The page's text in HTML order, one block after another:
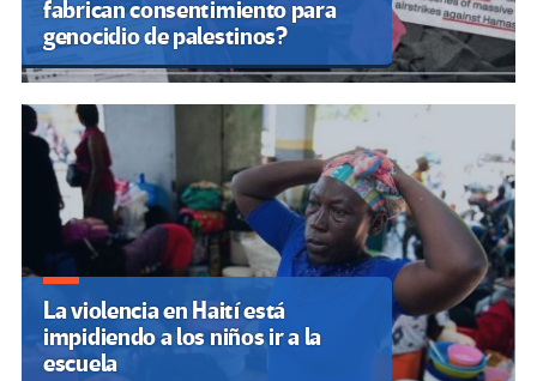
fabrican consentimiento para
genocidio de palestinos?
La violencia en Haití está
impidiendo a los niños ir a la
escuela